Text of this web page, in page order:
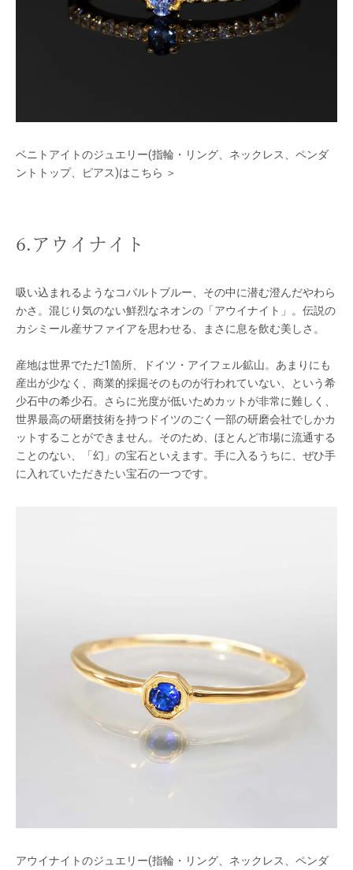
ベニトアイトのジュエリー(指輪・リング、ネックレス、ペンダ
ントトップ、ピアス)はこちら ＞
6.アウイナイト
吸い込まれるようなコバルトブルー、その中に潜む澄んだやわら
かさ。混じり気のない鮮烈なネオンの「アウイナイト」。伝説の
カシミール産サファイアを思わせる、まさに息を飲む美しさ。
産地は世界でただ1箇所、ドイツ・アイフェル鉱山。あまりにも
産出が少なく、商業的採掘そのものが行われていない、という希
少石中の希少石。さらに光度が低いためカットが非常に難しく、
世界最高の研磨技術を持つドイツのごく一部の研磨会社でしかカ
ットすることができません。そのため、ほとんど市場に流通する
ことのない、「幻」の宝石といえます。手に入るうちに、ぜひ手
に入れていただきたい宝石の一つです。
アウイナイトのジュエリー(指輪・リング、ネックレス、ペンダ